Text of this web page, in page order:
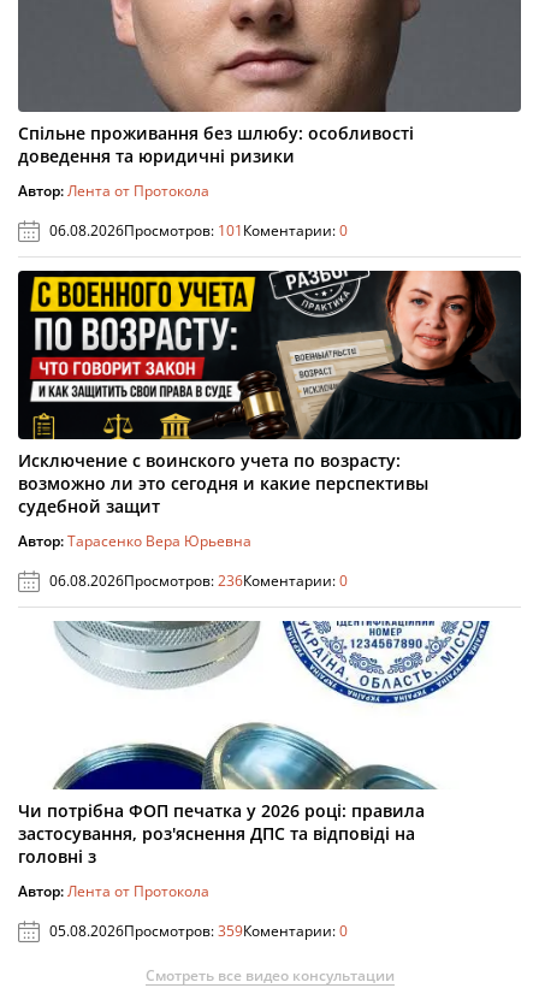
Спільне проживання без шлюбу: особливості
доведення та юридичні ризики
Автор:Лента от Протокола
06.08.2026Просмотров: 101Коментарии:0
Исключение с воинского учета по возрасту:
возможно ли это сегодня и какие перспективы
судебной защит
Автор:Тарасенко Вера Юрьевна
06.08.2026Просмотров:236Коментарии:0
Чи потрібна ФОП печатка у 2026 році: правила
застосування, роз'яснення ДПС та відповіді на
головні з
Автор:Лента от Протокола
05.08.2026Просмотров:359Коментарии:0
Смотреть все видео консультации